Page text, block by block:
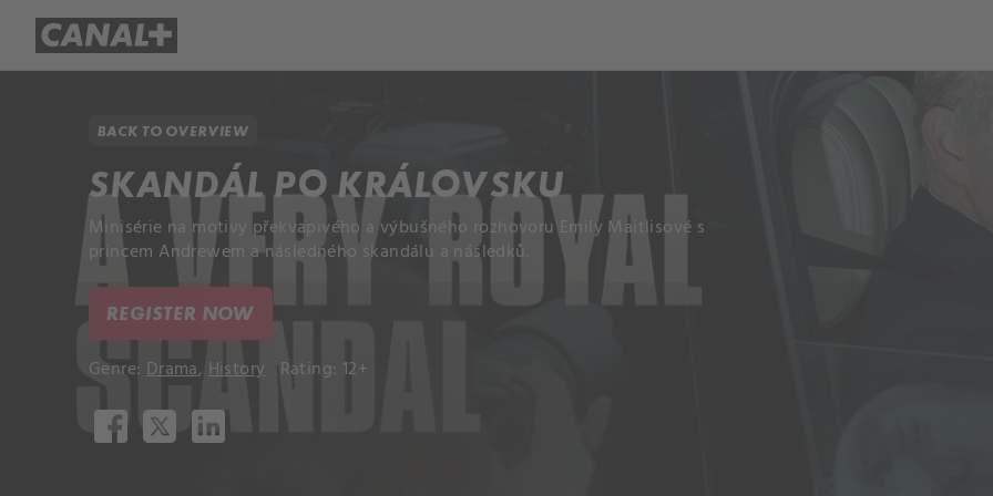
BACK TO OVERVIEW
SKANDÁL PO KRÁLOVSKU
Minisérie na motivy překvapivého a výbušného rozhovoru Emily Maitlisové s
princem Andrewem a následného skandálu a následků.
REGISTER NOW
Genre: Drama, History Rating: 12+